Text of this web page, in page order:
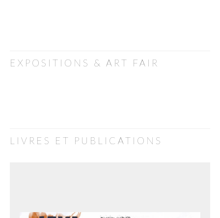
EXPOSITIONS & ART FAIR
LIVRES ET PUBLICATIONS